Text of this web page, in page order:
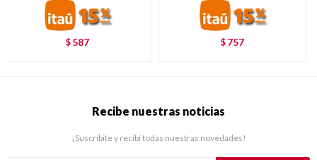
$ 587 $ 757
Recibe nuestras noticias
¡Suscribite y recibí todas nuestras novedades!